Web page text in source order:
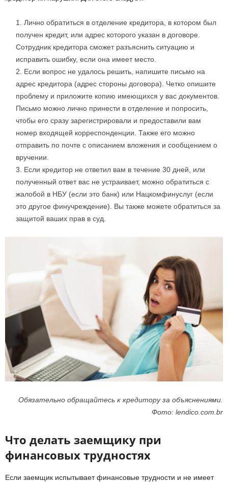
Лично обратиться в отделение кредитора, в котором был
получен кредит, или адрес которого указан в договоре.
Сотрудник кредитора сможет разъяснить ситуацию и
исправить ошибку, если она имеет место.
Если вопрос не удалось решить, напишите письмо на
адрес кредитора (адрес стороны договора). Четко опишите
проблему и приложите копию имеющихся у вас документов.
Письмо можно лично принести в отделение и попросить,
чтобы его сразу зарегистрировали и предоставили вам
номер входящей корреспонденции. Также его можно
отправить по почте с описанием вложения и сообщением о
вручении.
Если кредитор не ответил вам в течение 30 дней, или
полученный ответ вас не устраивает, можно обратиться с
жалобой в НБУ (если это банк) или Нацкомфинуслуг (если
это другое финучреждение). Вы также можете обратиться за
защитой ваших прав в суд.
Обязательно обращайтесь к кредитору за объяснениями.
Фото: lendico.com.br
Что делать заемщику при
финансовых трудностях
Если заемщик испытывает финансовые трудности и не имеет